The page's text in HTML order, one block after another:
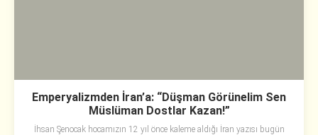
Emperyalizmden İran’a: “Düşman Görünelim Sen
Müslüman Dostlar Kazan!”
İhsan Şenocak hocamızın 12 yıl önce kaleme aldığı İran yazısı bugün